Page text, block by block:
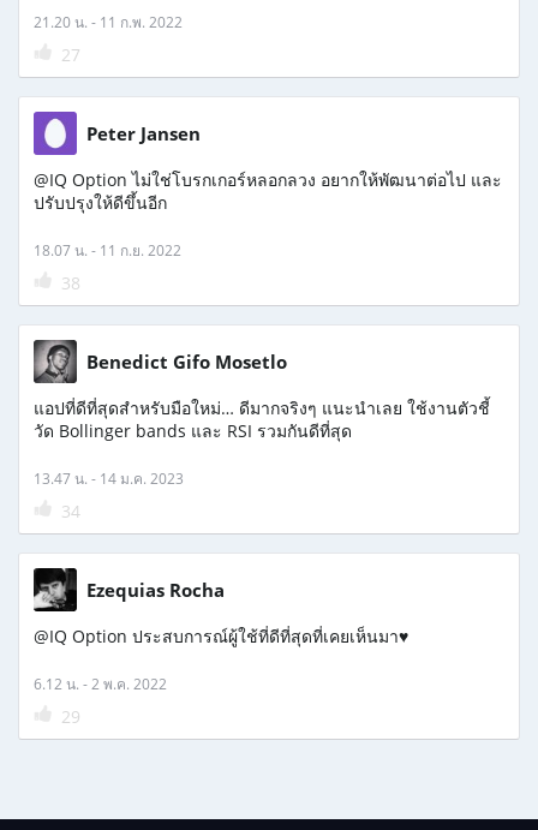
21.20 น. - 11 ก.พ. 2022
27
Peter Jansen
@IQ Option ไม่ใช่โบรกเกอร์หลอกลวง อยากให้พัฒนาต่อไป และ
ปรับปรุงให้ดีขึ้นอีก
18.07 น. - 11 ก.ย. 2022
38
Benedict Gifo Mosetlo
แอปที่ดีที่สุดสำหรับมือใหม่… ดีมากจริงๆ แนะนำเลย ใช้งานตัวชี้
วัด Bollinger bands และ RSI รวมกันดีที่สุด
13.47 น. - 14 ม.ค. 2023
34
Ezequias Rocha
@IQ Option ประสบการณ์ผู้ใช้ที่ดีที่สุดที่เคยเห็นมา♥️
6.12 น. - 2 พ.ค. 2022
29